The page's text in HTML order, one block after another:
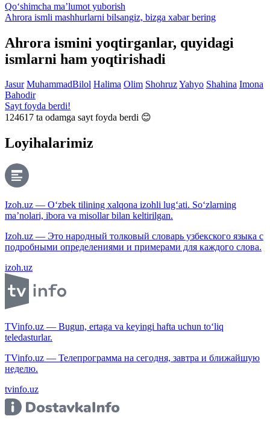
Qo‘shimcha ma’lumot yuborish
Ahrora ismli mashhurlarni bilsangiz, bizga xabar bering
Ahrora ismini yoqtirganlar, quyidagi
ismlarni ham yoqtirishadi
Jasur MuhammadBilol Halima Olim ShohruzYahyo Shahina Imona
Bahodir
Sayt foyda berdi!
124617 ta odamga sayt foyda berdi 😊
Loyihalarimiz
Izoh.uz — O‘zbek tilining xalqona izohli lug‘ati. So‘zlarning
ma’nolari, ibora va misollar bilan keltirilgan.
Izoh.uz — Это народный толковый словарь узбекского языка с
подробными определениями и примерами для каждого слова.
izoh.uz
TVinfo.uz — Bugun, ertaga va keyingi hafta uchun to‘liq
teledasturlar.
TVinfo.uz — Телепрограмма на сегодня, завтра и ближайшую
неделю.
tvinfo.uz